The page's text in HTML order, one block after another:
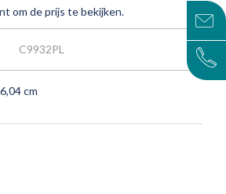
om de prijs te bekijken.
C9932PL
cm